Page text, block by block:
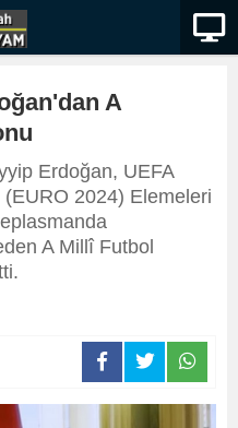
A
Erdoğan, UEFA
(EURO 2024) Elemeleri
A Millî Futbol